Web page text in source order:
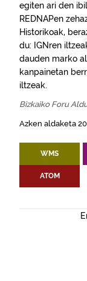
egiten ari den
REDNAPen
Historikoak,
du: IGNren
dauden marko
kanpainetan
iltzeak.
Bizkaiko Foru
Azken aldaketa
WMS
ATOM